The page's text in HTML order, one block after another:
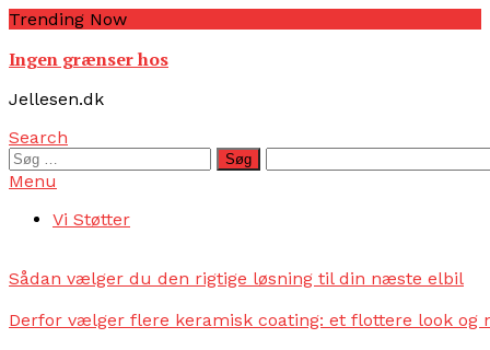
Skip
Content
Trending Now
Ingen grænser hos
Jellesen.dk
Search
Søg
efter:
Menu
Vi Støtter
Sådan vælger du den rigtige løsning til din næste elbil
Derfor vælger flere keramisk coating: et flottere look og